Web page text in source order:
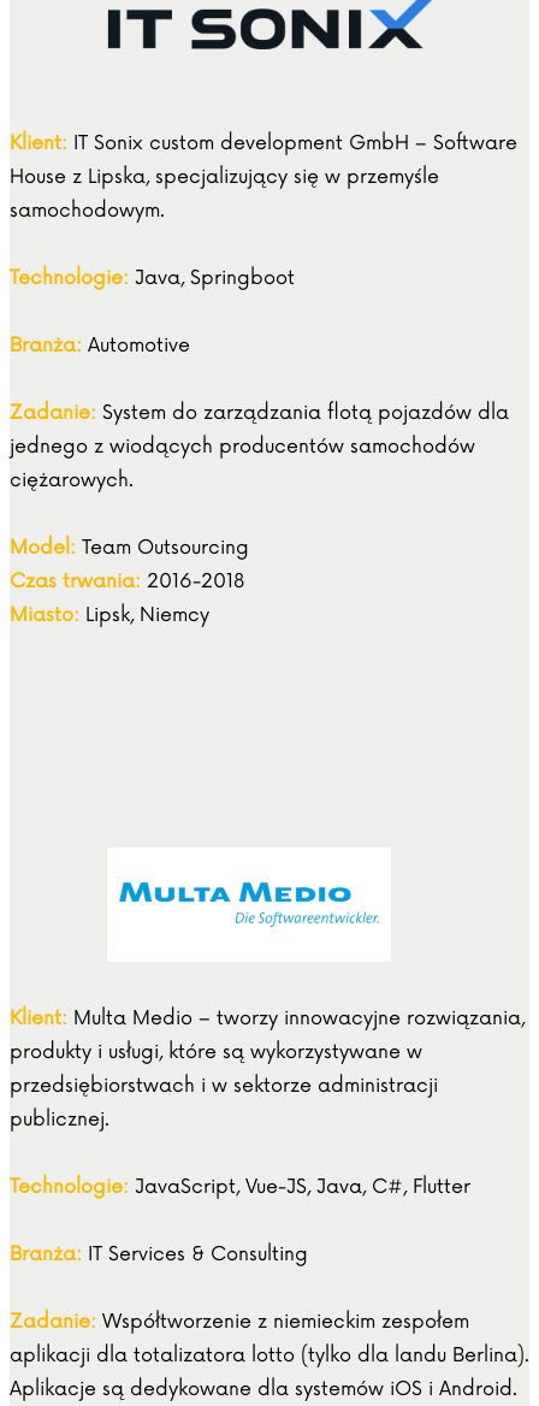
Klient: IT Sonix custom development GmbH – Software
House z Lipska, specjalizujący się w przemyśle
samochodowym.
Technologie: Java, Springboot
Branża: Automotive
Zadanie: System do zarządzania flotą pojazdów dla
jednego z wiodących producentów samochodów
ciężarowych.
Model: Team Outsourcing
Czas trwania: 2016-2018
Miasto: Lipsk, Niemcy
Klient: Multa Medio – tworzy innowacyjne rozwiązania,
produkty i usługi, które są wykorzystywane w
przedsiębiorstwach i w sektorze administracji
publicznej.
Technologie: JavaScript, Vue-JS, Java, C#, Flutter
Branża: IT Services & Consulting
Zadanie: Współtworzenie z niemieckim zespołem
aplikacji dla totalizatora lotto (tylko dla landu Berlina).
Aplikacje są dedykowane dla systemów iOS i Android.